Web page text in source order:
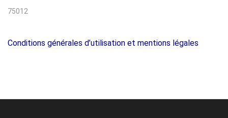
75012
Conditions générales d’utilisation et mentions légales